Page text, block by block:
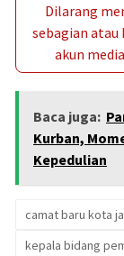
Dilarang
sebagian
akun
Baca juga:
Kurban,
Kepedulian
camat baru kota
kepala bidang